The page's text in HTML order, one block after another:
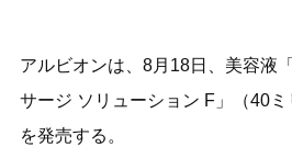
アルビオンは、8月18日、美容液
サージ ソリューション F」（40ミ
を発売する。